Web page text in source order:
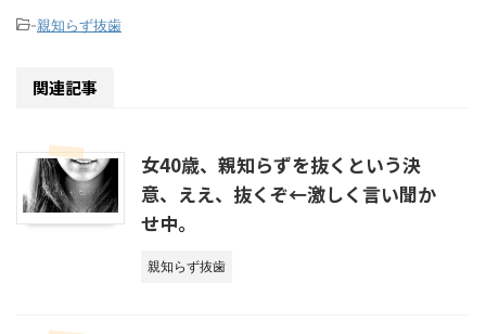
-親知らず抜歯
関連記事
女40歳、親知らずを抜くという決
意、ええ、抜くぞ←激しく言い聞か
せ中。
親知らず抜歯